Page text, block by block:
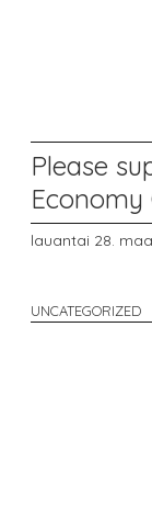
Please
Economy
lauantai 28.
UNCATEGORIZED